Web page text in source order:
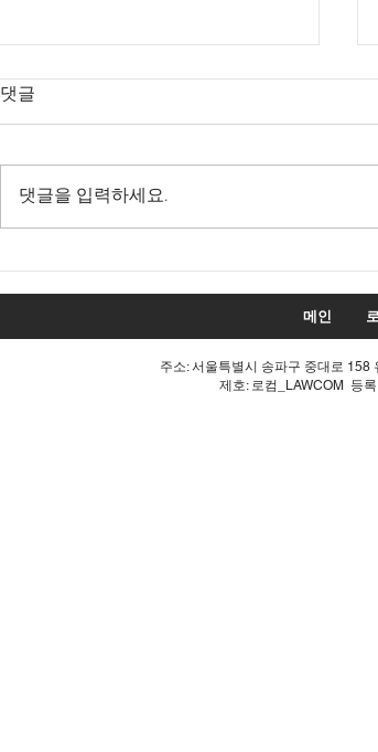
깨진 개헌의 꿈
댓글
댓글을 입력하세요.
메인
주소: 서울특별시 송파구 중대로
제호: 로컴_LAWCOM 등